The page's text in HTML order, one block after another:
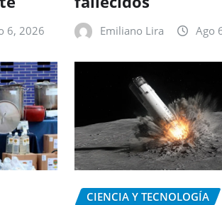
6, 2026 Emiliano Lira Ago
CIENCIA Y TECNOLOGÍA